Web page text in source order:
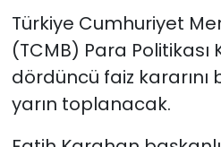
Türkiye Cumhuriyet
(TCMB) Para Politikası
dördüncü faiz kararını
yarın toplanacak.
Spor
Teknoloji